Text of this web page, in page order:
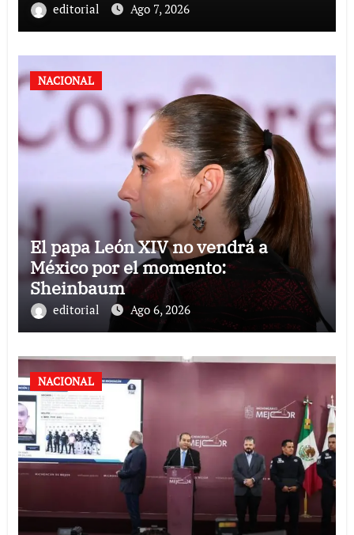
editorial Ago 7, 2026
NACIONAL
El papa León XIV no vendrá a
México por el momento:
Sheinbaum
editorial Ago 6, 2026
NACIONAL